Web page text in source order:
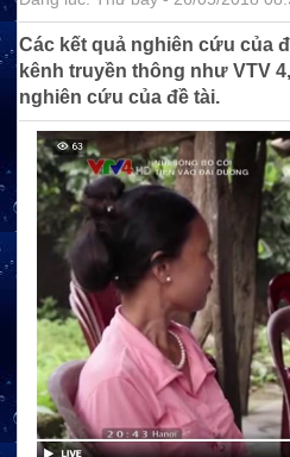
Các kết quả nghiên cứu của
kênh truyền thông như VTV
nghiên cứu của đề tài.